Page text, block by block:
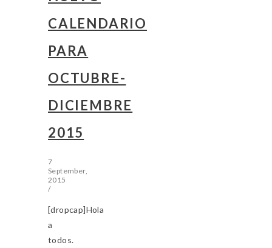
CALENDARIO
PARA
OCTUBRE-
DICIEMBRE
2015
7
September,
2015
/
[dropcap]Hola
a
todos.